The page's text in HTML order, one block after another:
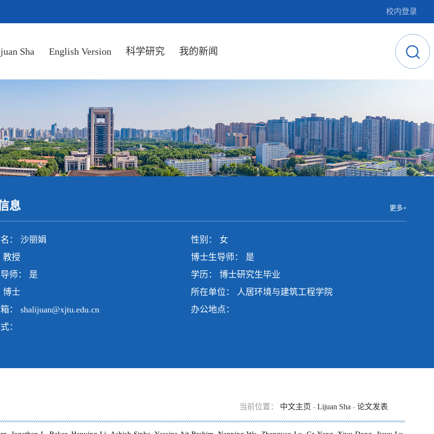
校内登录
Sha English Version 科学研究 我的新闻
息 更多+
： 沙丽娟
性别： 女
教授
博士生导师： 是
师： 是
学历： 博士研究生毕业
博士
所在单位： 人居环境与建筑工程学院
： shalijuan@xjtu.edu.cn
办公地点：
：
当前位置： 中文主页 - Lijuan Sha - 论文发表